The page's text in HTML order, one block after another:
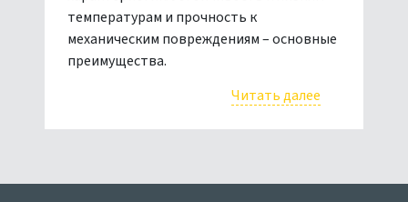
температурам и прочность к
механическим повреждениям – основные
преимущества.
Читать далее